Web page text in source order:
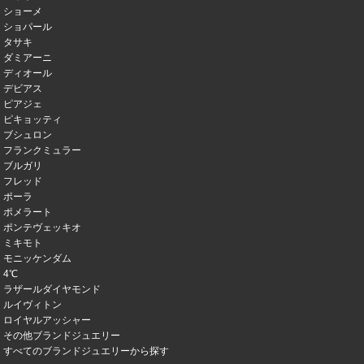
ショーメ
ショパール
タサキ
ダミアーニ
ディオール
デビアス
ピアジェ
ピキョッティ
ブシュロン
フランクミュラー
ブルガリ
フレッド
ポーラ
ポメラート
ポンテヴェッキオ
ミキモト
モニッケンダム
4℃
ラザールダイヤモンド
ルイヴィトン
ロイヤルアッシャー
その他ブランドジュエリー
すべてのブランドジュエリーから探す